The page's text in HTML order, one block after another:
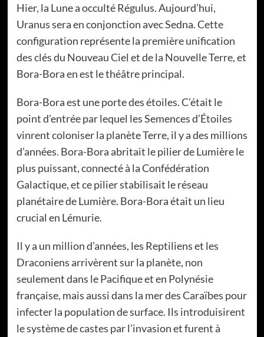
Hier, la Lune a occulté Régulus. Aujourd’hui,
Uranus sera en conjonction avec Sedna. Cette
configuration représente la première unification
des clés du Nouveau Ciel et de la Nouvelle Terre, et
Bora-Bora en est le théâtre principal.
Bora-Bora est une porte des étoiles. C’était le
point d’entrée par lequel les Semences d’Étoiles
vinrent coloniser la planète Terre, il y a des millions
d’années. Bora-Bora abritait le pilier de Lumière le
plus puissant, connecté à la Confédération
Galactique, et ce pilier stabilisait le réseau
planétaire de Lumière. Bora-Bora était un lieu
crucial en Lémurie.
Il y a un million d’années, les Reptiliens et les
Draconiens arrivèrent sur la planète, non
seulement dans le Pacifique et en Polynésie
française, mais aussi dans la mer des Caraïbes pour
infecter la population de surface. Ils introduisirent
le système de castes par l’invasion et furent à